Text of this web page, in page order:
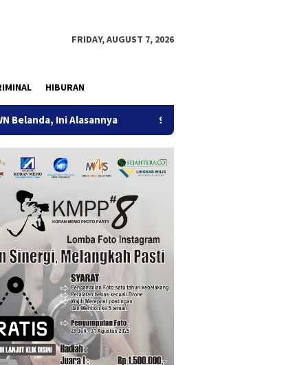
FRIDAY, AUGUST 7, 2026
HIBURAN
Ini Alasannya 9 Desa di 6 Kecamatan Tulungagung